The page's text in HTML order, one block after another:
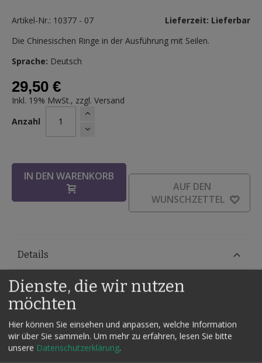
Artikel-Nr.: 10377 - 07
Lieferzeit: Lieferbar
Die Chinesischen Ringe in der Ausführung mit Seilen.
Sprache: Deutsch
29,50 €
Inkl. 19% MwSt., zzgl. Versand
Anzahl
IN DEN WARENKORB
AUF DEN
WUNSCHZETTEL
Details
Die Linking Ropes by Markosind vom Grundsatz her mit
dem Chinesischen Ringspiel zu vergleichen. Die Routine ist
genau so faszinierend aber die Seile sind natürlich leichter
Sie zeigen 3 Seile und knoten diese zu drei Ringen
zusammen. Diese drei Ringe ver- und entketten sich im
Dienste, die wir nutzen
möchten
Hier können Sie einsehen und anpassen, welche Information
wir über Sie sammeln. Um mehr zu erfahren, lesen Sie bitte
unsere Datenschutzerklärung.